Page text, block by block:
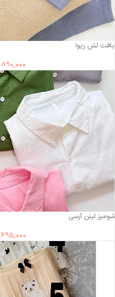
بافت لش زیوا
890,000
شومیز لینن آرسی
695,000